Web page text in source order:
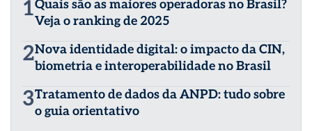
1Quais são as maiores operadoras no Brasil?
Veja o ranking de 2025
2Nova identidade digital: o impacto da CIN,
biometria e interoperabilidade no Brasil
3Tratamento de dados da ANPD: tudo sobre
o guia orientativo